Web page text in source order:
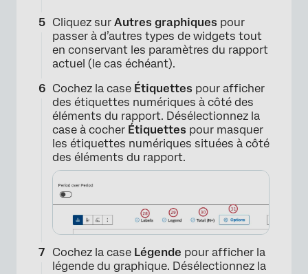
×
Cliquez sur Autres graphiques pour
passer à d’autres types de widgets tout
en conservant les paramètres du rapport
actuel (le cas échéant).
Cochez la case Étiquettes pour afficher
des étiquettes numériques à côté des
éléments du rapport. Désélectionnez la
case à cocher Étiquettes pour masquer
les étiquettes numériques situées à côté
des éléments du rapport.
Cochez la case Légende pour afficher la
légende du graphique. Désélectionnez la